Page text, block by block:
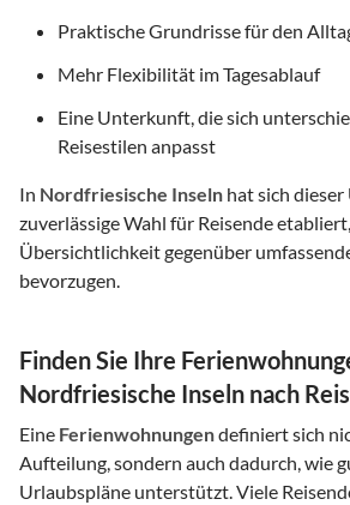
Praktische Grundrisse für den
Mehr Flexibilität im Tagesablauf
Eine Unterkunft, die sich
Reisestilen anpasst
In Nordfriesische Inseln hat sich
zuverlässige Wahl für Reisende
Übersichtlichkeit gegenüber
bevorzugen.
Finden Sie Ihre
Nordfriesische Inseln nach
Eine Ferienwohnungendefiniert sich
Aufteilung, sondern auch dadurch, wie
Urlaubspläne unterstützt. Viele